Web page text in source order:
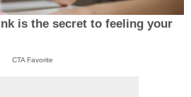
is the secret to feeling your
CTA Favorite